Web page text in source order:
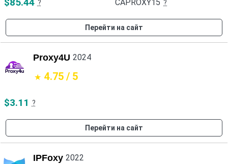
? CAPROXY15 ?
Перейти на сайт
Proxy4U 2024
4.75 / 5
$3.11 ?
Перейти на сайт
IPFoxy 2022